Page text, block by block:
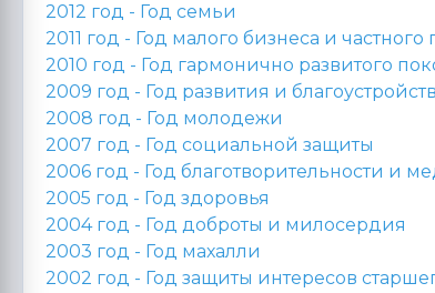
2012 год - Год семьи
2011 год - Год малого бизнеса и
2010 год - Год гармонично развитого
2009 год - Год развития и
2008 год - Год молодежи
2007 год - Год социальной защиты
2006 год - Год благотворительности и
2005 год - Год здоровья
2004 год - Год доброты и милосердия
2003 год - Год махалли
2002 год - Год защиты интересов